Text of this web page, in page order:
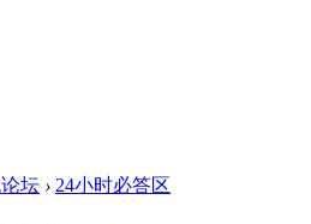
坛 › 24小时必答区